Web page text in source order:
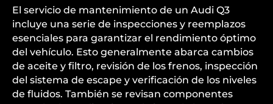
El servicio de mantenimiento de un Audi Q3
incluye una serie de inspecciones y reemplazos
esenciales para garantizar el rendimiento óptimo
del vehículo. Esto generalmente abarca cambios
de aceite y filtro, revisión de los frenos, inspección
del sistema de escape y verificación de los niveles
de fluidos. También se revisan componentes